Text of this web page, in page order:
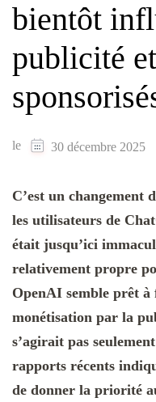
bientôt
publicité
le 30 décembre 2025
C’est un changement
les utilisateurs de
était jusqu’ici
relativement propre
OpenAI semble prêt
monétisation par la
s’agirait pas
rapports récents
de donner la priorité